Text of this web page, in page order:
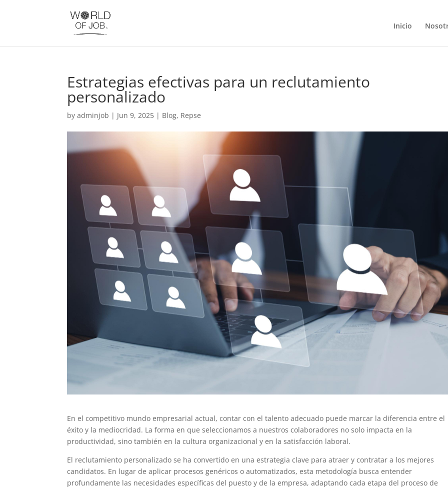
Inicio
Estrategias efectivas para un reclutamiento
personalizado
byadminjob | Jun 9, 2025 | Blog, Repse
En el competitivo mundo empresarial actual, contar con el talento adecuado puede marcar la diferencia entre el
éxito y la mediocridad. La forma en que seleccionamos a nuestros colaboradores no solo impacta en la
productividad, sino también en la cultura organizacional y en la satisfacción laboral.
El reclutamiento personalizado se ha convertido en una estrategia clave para atraer y contratar a los mejores
candidatos. En lugar de aplicar procesos genéricos o automatizados, esta metodología busca entender
profundamente las necesidades específicas del puesto y de la empresa, adaptando cada etapa del proceso de